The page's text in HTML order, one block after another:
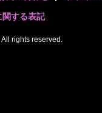
する表記
rights reserved.